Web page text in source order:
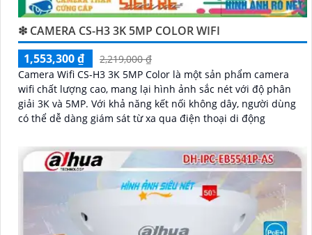
❇ CAMERA CS-H3 3K 5MP COLOR WIFI
1,553,300 ₫
2,219,000 ₫
Camera Wifi CS-H3 3K 5MP Color là một sản phẩm camera
wifi chất lượng cao, mang lại hình ảnh sắc nét với độ phân
giải 3K và 5MP. Với khả năng kết nối không dây, người dùng
có thể dễ dàng giám sát từ xa qua điện thoại di động